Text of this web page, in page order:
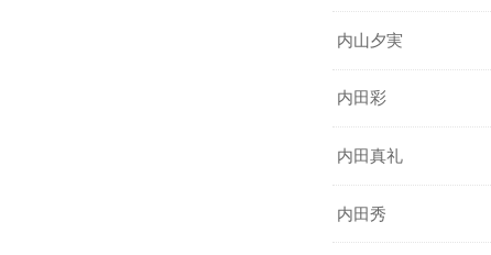
内山夕実
内田彩
内田真礼
内田秀